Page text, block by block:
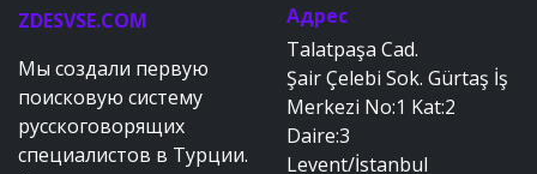
ZDESVSE.COM
Мы создали первую
поисковую систему
русскоговорящих
специалистов в Турции.
Адрес
Talatpaşa Cad.
Şair Çelebi Sok. Gürtaş İş
Merkezi No:1 Kat:2
Daire:3
Levent/İstanbul